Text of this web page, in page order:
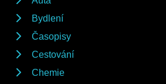
Bydlení
Časopisy
Cestování
Chemie